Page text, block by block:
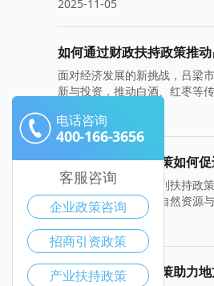
2025-11-05
如何通过财政扶持政策推
面对经济发展的新挑战，吕梁
新与投资，推动白酒、红枣等
2025-10-29
吕梁市政府扶持政策如何
吕梁市政府通过一系列扶持政
面，结合吕梁丰富的自然资源
转型升级。
2025-10-22
吕梁市产业扶持政策助力
电话咨询
400-166-3656
客服咨询
企业政策咨询
招商引资政策
产业扶持政策